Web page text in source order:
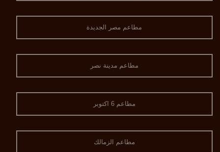
مطاعم مصر الجديدة
مطاعم مدينة نصر
مطاعم 6 اكتوبر
مطاعم الزمالك